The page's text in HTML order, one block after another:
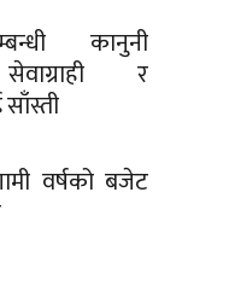
कानुनी
र
वर्षको बजेट